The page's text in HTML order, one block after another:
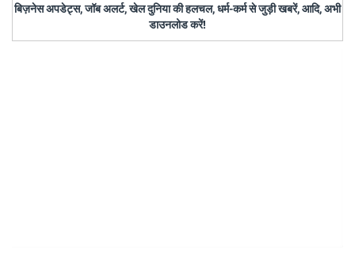
बिज़नेस अपडेट्स, जॉब अलर्ट, खेल दुनिया की हलचल, धर्म-कर्म से जुड़ी खबरें, आदि, अभी
डाउनलोड करें!